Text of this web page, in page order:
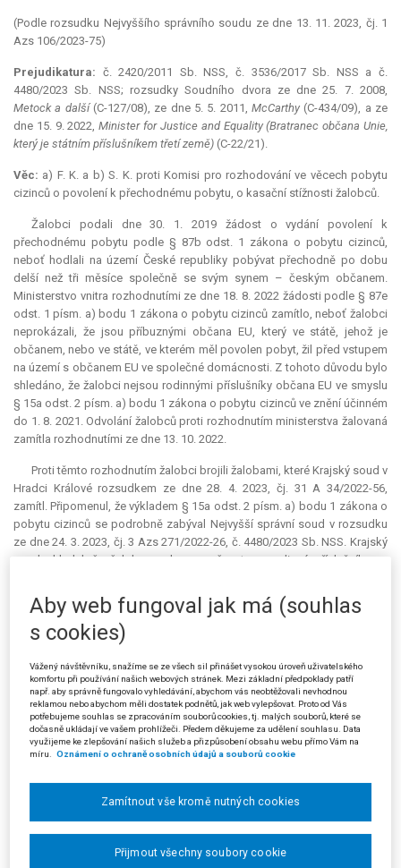
(Podle rozsudku Nejvyššího správního soudu ze dne 13. 11. 2023, čj. 1
Azs 106/2023-75)
Prejudikatura: č. 2420/2011 Sb. NSS, č. 3536/2017 Sb. NSS a č.
4480/2023 Sb. NSS; rozsudky Soudního dvora ze dne 25. 7. 2008,
Metock a další(C-127/08), ze dne 5. 5. 2011,McCarthy (C-434/09), a ze
dne 15. 9. 2022,Minister for Justice and Equality (Bratranec občana Unie,
který je státním příslušníkem třetí země) (C-22/21).
Věc: a) F. K. a b) S. K. proti Komisi pro rozhodování ve věcech pobytu
cizinců o povolení k přechodnému pobytu, o kasační stížnosti žalobců.
Žalobci podali dne 30. 1. 2019 žádost o vydání povolení k
přechodnému pobytu podle § 87b odst. 1 zákona o pobytu cizinců,
neboť hodlali na území České republiky pobývat přechodně po dobu
delší než tři měsíce společně se svým synem – českým občanem.
Ministerstvo vnitra rozhodnutími ze dne 18. 8. 2022 žádosti podle § 87e
odst. 1 písm. a) bodu 1 zákona o pobytu cizinců zamítlo, neboť žalobci
neprokázali, že jsou příbuznými občana EU, který ve státě, jehož je
občanem, nebo ve státě, ve kterém měl povolen pobyt, žil před vstupem
na území s občanem EU ve společné domácnosti. Z tohoto důvodu bylo
shledáno, že žalobci nejsou rodinnými příslušníky občana EU ve smyslu
§ 15a odst. 2 písm. a) bodu 1 zákona o pobytu cizinců ve znění účinném
do 1. 8. 2021. Odvolání žalobců proti rozhodnutím ministerstva žalovaná
zamítla rozhodnutími ze dne 13. 10. 2022.
Proti těmto rozhodnutím žalobci brojili žalobami, které Krajský soud v
Hradci Králové rozsudkem ze dne 28. 4. 2023, čj. 31 A 34/2022-56,
zamítl. Připomenul, že výkladem § 15a odst. 2 písm. a) bodu 1 zákona o
pobytu cizinců se podrobně zabýval Nejvyšší správní soud v rozsudku
ze dne 24. 3. 2023, čj. 3 Azs 271/2022-26, č. 4480/2023 Sb. NSS. Krajský
soud shledal, že žalobce nelze považovat za rodinné příslušníky ve
žalobci žijí v České republice od roku 2007 a žádost o vydání povolení k
přechodnému pobytu podali v roce 2019, poté, co jejich syn nabyl české
státní občanství. Žádosti žalobců o připojení se k občanu EU proto
nešlo považovat za žádosti o prvotní přechodný pobyt, neboť
bezprostředně nenásledoval dobu jejich soužití ve společné
domácnosti s občanem EU v jiné zemi a současně syn žalobců v době
soužití ve společné domácnosti v Turecku ještě nebyl českým občanem.
Nejedná se však ani o tzv. statickou situaci. Žalobci se sice v průběhu
jejich pobytu na území České republiky stali rodinnými příslušníky
občana EU, avšak na území pobývali od svého příchodu v roce 2007 bez
žalobci neměli nikdy na území České republiky povolen pobyt.
stížností, v níž – mimo jiné – namítali, že soud i správní orgány chybně
Aby web fungoval jak má (souhlas
s cookies)
Vážený návštěvníku, snažíme se ze všech sil přinášet vysokou úroveň uživatelského
komfortu při používání našich webových stránek. Mezi základní předpoklady patří
např. aby správně fungovalo vyhledávání, abychom vás neobtěžovali nevhodnou
reklamou nebo abychom měli dostatek podnětů, jak web vylepšovat. Proto od Vás
potřebujeme souhlas se zpracováním souborů cookies, tj. malých souborů, které se
dočasně ukládají ve vašem prohlížeči. Předem děkujeme za udělení souhlasu. Data
využijeme ke zlepšování našich služeb a přizpůsobení obsahu webu přímo Vám na
míru.
Oznámení o ochraně osobních údajů a souborů cookie
Zamítnout vše kromě nutných cookies
Přijmout všechny soubory cookie